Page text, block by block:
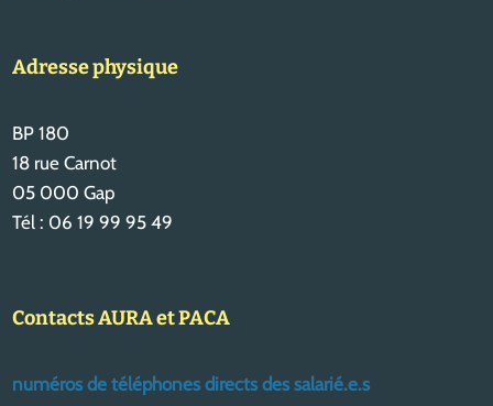
Adresse physique
BP 180
18 rue Carnot
05 000 Gap
Tél : 06 19 99 95 49
Contacts AURA et PACA
numéros de téléphones directs des salarié.e.s